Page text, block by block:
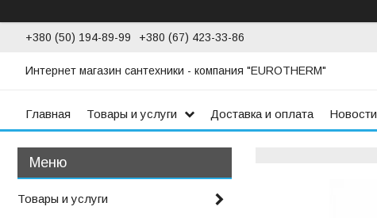
+380 (50) 194-89-99 +380 (67) 423-33-86
Интернет магазин сантехники - компания "EUROTHERM"
Главная Товары и услуги Доставка и оплата Новости
Товары и услуги